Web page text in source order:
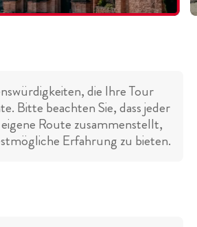
die Ihre Tour
Bitte beachten Sie, dass jeder
Route zusammenstellt,
Erfahrung zu bieten.